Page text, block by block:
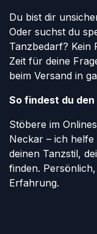
Du bist dir
Oder suchst du
Tanzbedarf? Kein
Zeit für deine
beim Versand in
So findest du
Stöbere im
Neckar – ich
deinen Tanzstil,
finden.
Erfahrung.